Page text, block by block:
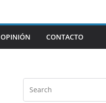
OPINIÓN CONTACTO